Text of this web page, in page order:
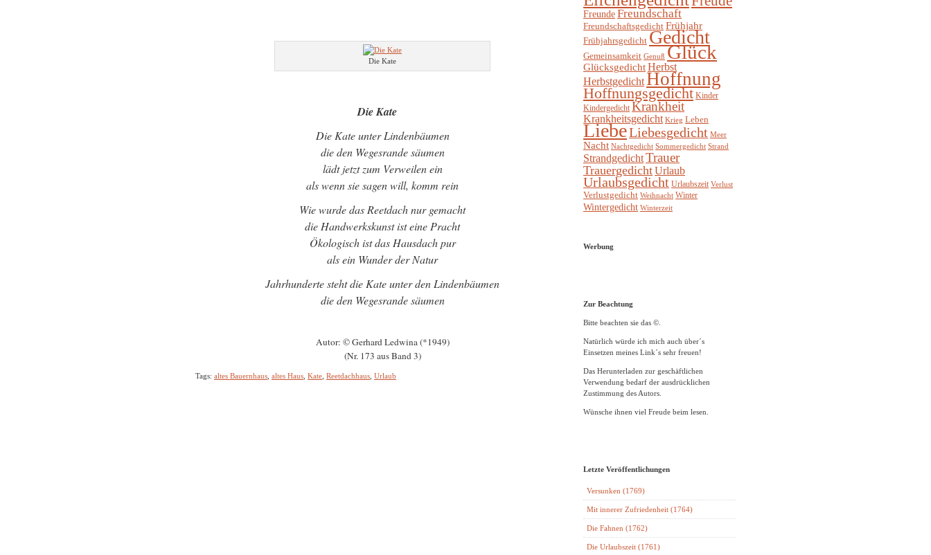
Die Kate
Die Kate
Die Kate unter Lindenbäumen
die den Wegesrande säumen
lädt jetzt zum Verweilen ein
als wenn sie sagen will, komm rein
Wie wurde das Reetdach nur gemacht
die Handwerkskunst ist eine Pracht
Ökologisch ist das Hausdach pur
als ein Wunder der Natur
Jahrhunderte steht die Kate unter den Lindenbäumen
die den Wegesrande säumen
Autor: © Gerhard Ledwina (*1949)
(Nr. 173 aus Band 3)
Tags: altes Bauernhaus altes Haus Kate Reetdachhaus Urlaub
FreundeFreundschaft
Freundschaftsgedicht Frühjahr
Frühjahrsgedicht Gedicht
Gemeinsamkeit Genuß Glück
GlücksgedichtHerbst
HerbstgedichtHoffnung
Hoffnungsgedicht Kinder
Kindergedicht Krankheit
Krankheitsgedicht Krieg Leben
LiebeLiebesgedicht Meer
Nacht Nachtgedicht Sommergedicht Strand
StrandgedichtTrauer
TrauergedichtUrlaub
Urlaubsgedicht Urlaubszeit Verlust
Verlustgedicht Weihnacht Winter
Wintergedicht Winterzeit
Werbung
Zur Beachtung
Bitte beachten sie das ©.
Natürlich würde ich mich auch über´s
Einsetzen meines Link´s sehr freuen!
Das Herunterladen zur geschäftlichen
Verwendung bedarf der ausdrücklichen
Zustimmung des Autors.
Wünsche ihnen viel Freude beim lesen.
Letzte Veröffentlichungen
Versunken (1769)
Mit innerer Zufriedenheit (1764)
Die Fahnen (1762)
Die Urlaubszeit (1761)